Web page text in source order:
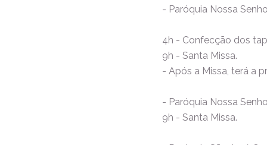
- Paróquia Nossa
4h - Confecção dos
9h - Santa Missa.
- Após a Missa, terá a
- Paróquia Nossa
9h - Santa Missa.